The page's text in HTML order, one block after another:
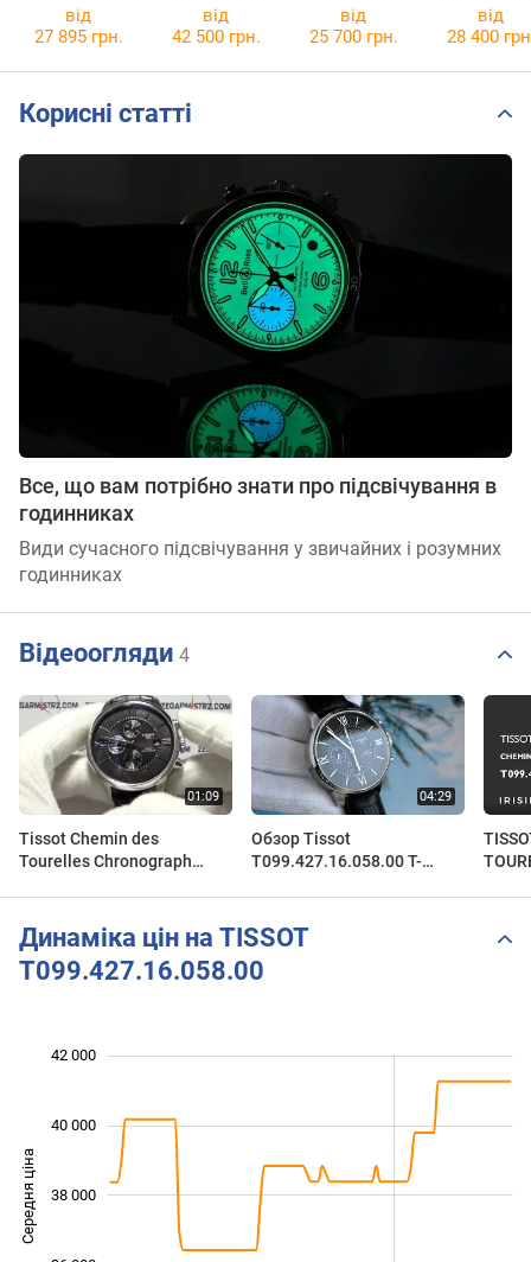
41.00
Powermatic 80
Silicium
51.00
Powermatic 80
T127.407.11.0
91.00
від
27 895 грн.
від
42 500 грн.
від
25 700 грн.
від
28 400
Корисні статті
Все, що вам потрібно знати про підсвічування в
годинниках
Види сучасного підсвічування у звичайних і розумних
годинниках
Відеоогляди 4
Tissot Chemin des
Tourelles Chronograph
www.zegarmistrz.com
Обзор Tissot
T099.427.16.058.00 T-
Динаміка цін на TISSOT
T099.427.16.058.00
Середня ціна 34 000
38 000
40 000
42 000